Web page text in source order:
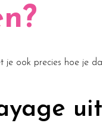
je ook precies hoe je